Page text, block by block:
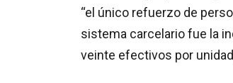
“el único refuerzo de
sistema carcelario fue la
veinte efectivos por